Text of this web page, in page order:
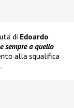
di Edoardo
sempre a quello
alla squalifica